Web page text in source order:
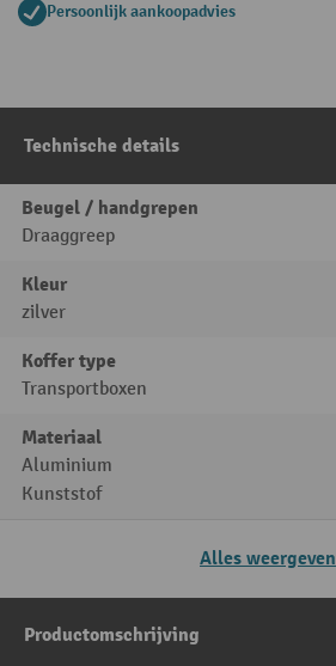
Persoonlijk aankoopadvies
Technische details
Beugel / handgrepen
Draaggreep
Kleur
zilver
Koffer type
Transportboxen
Materiaal
Aluminium
Kunststof
Alles weergeven
Productomschrijving